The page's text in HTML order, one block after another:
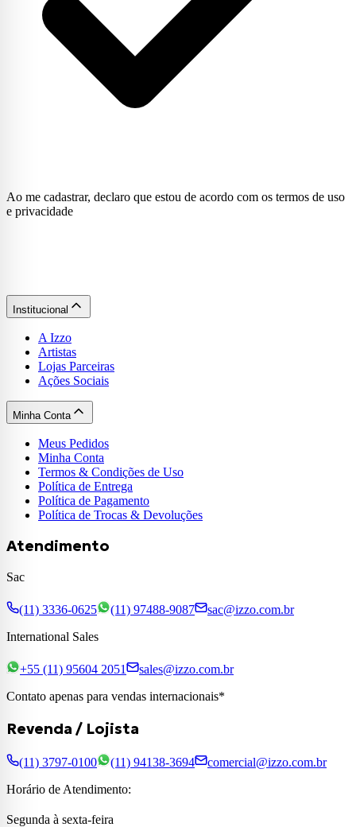
Ao me cadastrar, declaro que estou de acordo com os termos de uso
e privacidade
Institucional
A Izzo
Artistas
Lojas Parceiras
Ações Sociais
Minha Conta
Meus Pedidos
Minha Conta
Termos & Condições de Uso
Política de Entrega
Política de Pagamento
Política de Trocas & Devoluções
Atendimento
Sac
(11) 3336-0625 (11) 97488-9087
sac@izzo.com.br
International Sales
+55 (11) 95604 2051
sales@izzo.com.br
Contato apenas para vendas internacionais*
Revenda / Lojista
(11) 3797-0100 (11) 94138-3694
comercial@izzo.com.br
Horário de Atendimento:
Segunda à sexta-feira